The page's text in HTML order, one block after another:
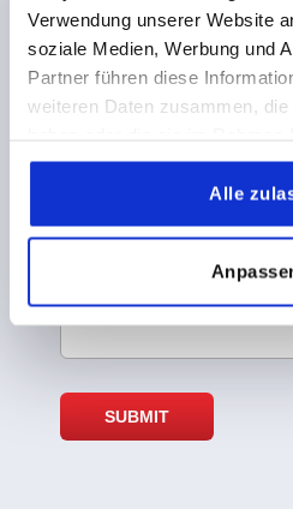
Verwendung unserer Website
soziale Medien, Werbung und
Partner führen diese
weiteren Daten zusammen,
gesammelt haben.
Alle
Register for the
Would you like to be the first
never miss any of our